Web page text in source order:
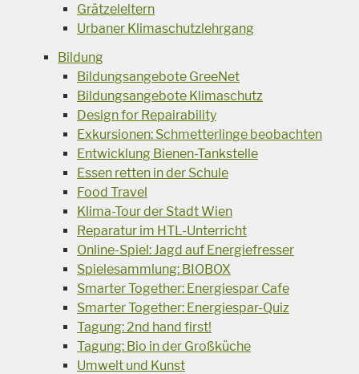
Grätzeleltern
Urbaner Klimaschutzlehrgang
Bildung
Bildungsangebote GreeNet
Bildungsangebote Klimaschutz
Design for Repairability
Exkursionen: Schmetterlinge beobachten
Entwicklung Bienen-Tankstelle
Essen retten in der Schule
Food Travel
Klima-Tour der Stadt Wien
Reparatur im HTL-Unterricht
Online-Spiel: Jagd auf Energiefresser
Spielesammlung: BIOBOX
Smarter Together: Energiespar Cafe
Smarter Together: Energiespar-Quiz
Tagung: 2nd hand first!
Tagung: Bio in der Großküche
Umwelt und Kunst